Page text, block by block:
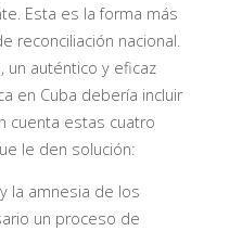
Esta es la forma más
reconciliación nacional.
un auténtico y eficaz
en Cuba debería incluir
n cuenta estas cuatro
le den solución:
la amnesia de los
un proceso de